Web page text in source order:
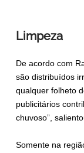
Limpeza
De acordo com
são distribuídos
qualquer folheto
publicitários
chuvoso”,
Somente na